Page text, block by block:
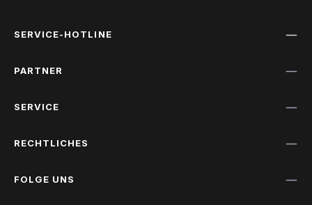
SERVICE-HOTLINE
PARTNER
SERVICE
RECHTLICHES
FOLGE UNS